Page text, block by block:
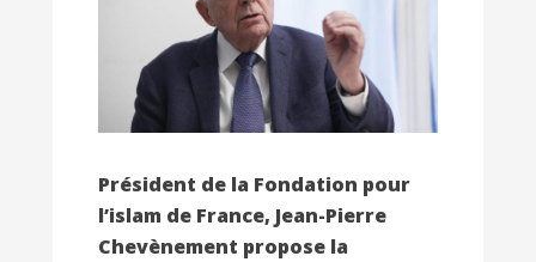
Président de la Fondation pour
l’islam de France, Jean-Pierre
Chevènement propose la